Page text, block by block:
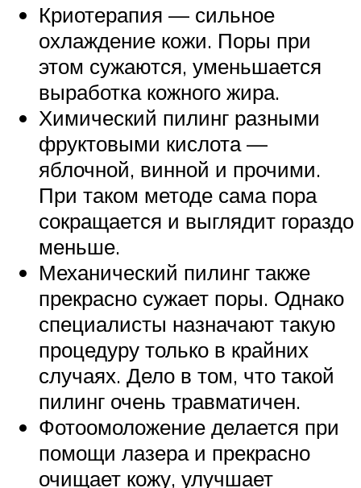
Криотерапия — сильное
охлаждение кожи. Поры при
этом сужаются, уменьшается
выработка кожного жира.
Химический пилинг разными
фруктовыми кислота —
яблочной, винной и прочими.
При таком методе сама пора
сокращается и выглядит гораздо
меньше.
Механический пилинг также
прекрасно сужает поры. Однако
специалисты назначают такую
процедуру только в крайних
случаях. Дело в том, что такой
пилинг очень травматичен.
Фотоомоложение делается при
помощи лазера и прекрасно
очищает кожу, улучшает